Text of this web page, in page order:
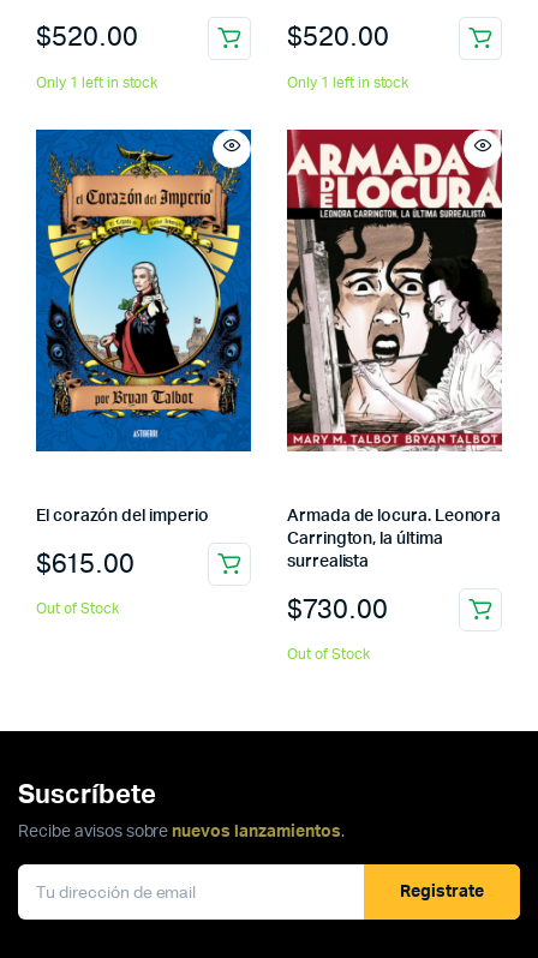
$520.00
Only 1 left in stock
$520.00
Only 1 left in stock
El corazón del imperio
$615.00
Out of Stock
Armada de locura. Leonora
Carrington, la última
surrealista
$730.00
Out of Stock
Suscríbete
Recibe avisos sobre nuevos lanzamientos.
Registrate